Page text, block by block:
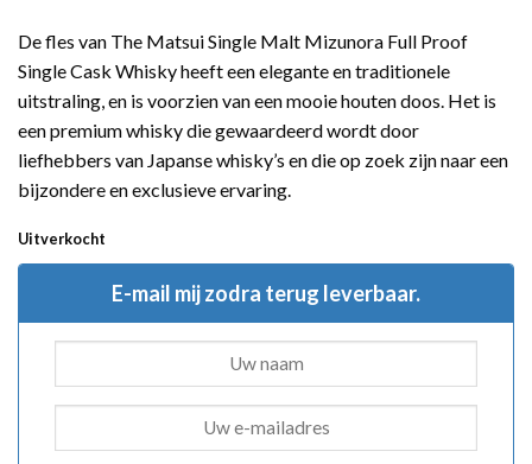
De fles van The Matsui Single Malt Mizunora Full Proof
Single Cask Whisky heeft een elegante en traditionele
uitstraling, en is voorzien van een mooie houten doos. Het is
een premium whisky die gewaardeerd wordt door
liefhebbers van Japanse whisky’s en die op zoek zijn naar een
bijzondere en exclusieve ervaring.
Uitverkocht
E-mail mij zodra terug leverbaar.